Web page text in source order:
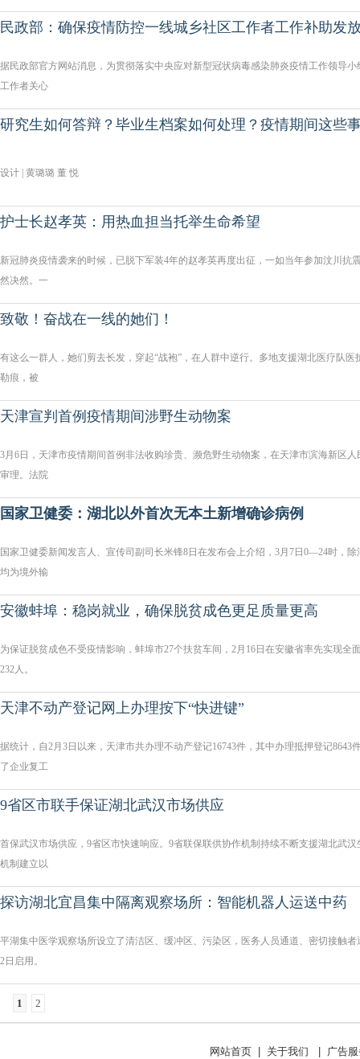
民政部：确保疫情防控一线城乡社区工作者工作补助发
据民政部官方网站消息，为贯彻落实中央应对新型冠状病毒感染肺炎疫情工作领导
工作者关心
研究生如何答辩？毕业生档案如何处理？疫情期间这些
设计 | 黄璐璐 董 悦
护士长赵孝英：用热血担当托举生命希望
新冠肺炎疫情袭来的时候，已脱下军装4年的赵孝英再度出征，一如当年参加汶川抗
然决然。一
致敬！奋战在一线的她们！
有这么一群人，她们剪去长发，穿起“战袍”，在人群中逆行。多地支援湖北医疗队
勒痕，被
天津宣判首例疫情期间涉野生动物案
3月6日，天津市疫情期间首例非法收购珍贵、濒危野生动物案，在天津市滨海新区
审理。法院
国家卫健委：湖北以外首次无本土新增确诊病例
国家卫健委新闻发言人、宣传司副司长米锋8日在发布会上介绍，3月7日0—24时，
均为境外输
安徽蚌埠：稳岗就业，确保脱贫成色更足质量更高
为保证脱贫成色不受疫情影响，蚌埠市27个扶贫车间，2月16日在安徽省率先实现全
232人。
天津不动产登记网上办理按下“快进键”
据统计，自2月3日以来，天津市共办理不动产登记16743件，其中办理抵押登记8643
了企业复工
9省区市联手保证湖北武汉市场供应
首保武汉市场供应，9省区市快速响应。9省联保联供协作机制持续不断支援湖北武
机制建立以
探访湖北宜昌集中隔离观察场所：智能机器人运送中药
平湖集中医学观察场所设立了清洁区、缓冲区、污染区，医务人员通道、密切接触
2日启用。
1 2
网站首页 关于我们 广告